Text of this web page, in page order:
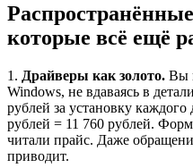
которые всё ещё
1. Драйверы как золото. Вы
Windows, не вдаваясь в
рублей за установку
рублей = 11 760 рублей.
читали прайс. Даже
приводит.